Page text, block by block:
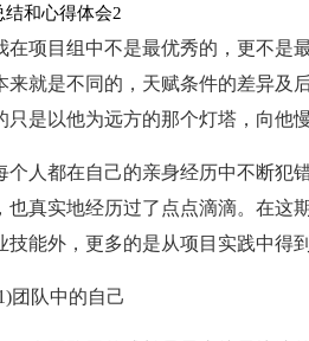
结和心得体会2
在项目组中不是最优秀的，更不是
来就是不同的，天赋条件的差异及
只是以他为远方的那个灯塔，向他慢
个人都在自己的亲身经历中不断犯
也真实地经历过了点点滴滴。在这
技能外，更多的是从项目实践中得
团队中的自己